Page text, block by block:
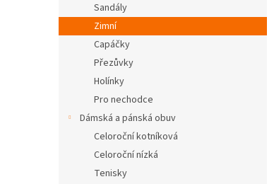
n
e
Sandály
Zimní
Capáčky
Přezůvky
Holínky
Pro nechodce
Dámská a pánská obuv
Celoroční kotníková
Celoroční nízká
Tenisky